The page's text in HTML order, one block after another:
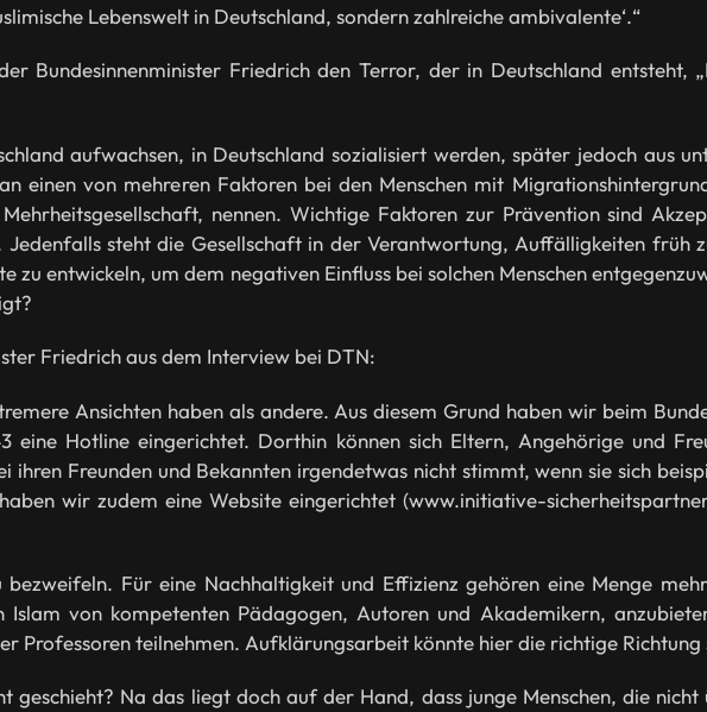
Lebenswelt in Deutschland, sondern zahlreiche ambivalente‘.“
Bundesinnenminister Friedrich den Terror, der in Deutschland entsteht,
aufwachsen, in Deutschland sozialisiert werden, später jedoch aus
einen von mehreren Faktoren bei den Menschen mit
nennen. Wichtige Faktoren zur Prävention sind
Jedenfalls steht die Gesellschaft in der Verantwortung, Auffälligkeiten früh
zu entwickeln, um dem negativen Einfluss bei solchen Menschen
Friedrich aus dem Interview bei DTN:
Ansichten haben als andere. Aus diesem Grund haben wir beim
eine Hotline eingerichtet. Dorthin können sich Eltern, Angehörige und
ihren Freunden und Bekannten irgendetwas nicht stimmt, wenn sie sich
wir zudem eine Website eingerichtet (www.initiative-
Für eine Nachhaltigkeit und Effizienz gehören eine Menge
von kompetenten Pädagogen, Autoren und Akademikern,
Professoren teilnehmen. Aufklärungsarbeit könnte hier die richtige Richtung
geschieht? Na das liegt doch auf der Hand, dass junge Menschen, die nicht